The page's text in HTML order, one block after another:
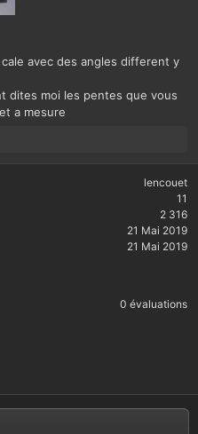
avec des angles different y
dites moi les pentes que vous
a mesure
lencouet
11
2 316
21 Mai 2019
21 Mai 2019
0 évaluations